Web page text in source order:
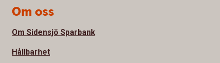
Om oss
Om Sidensjö Sparbank
Hållbarhet